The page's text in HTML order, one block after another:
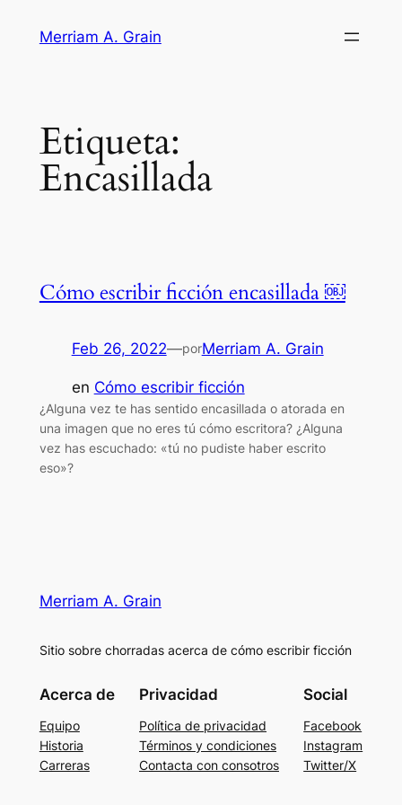
Merriam A. Grain
Etiqueta:
Encasillada
Cómo escribir ficción encasillada ￼
Feb 26, 2022—porMerriam A. Grain
en Cómo escribir ficción
¿Alguna vez te has sentido encasillada o atorada en
una imagen que no eres tú cómo escritora? ¿Alguna
vez has escuchado: «tú no pudiste haber escrito
eso»?
Merriam A. Grain
Sitio sobre chorradas acerca de cómo escribir ficción
Acerca de
Equipo
Historia
Carreras
Privacidad
Política de privacidad
Términos y condiciones
Contacta con consotros
Social
Facebook
Instagram
Twitter/X